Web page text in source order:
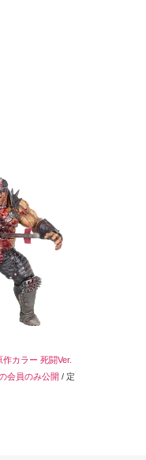
カラー 死闘Ver.
会員のみ公開 / 定